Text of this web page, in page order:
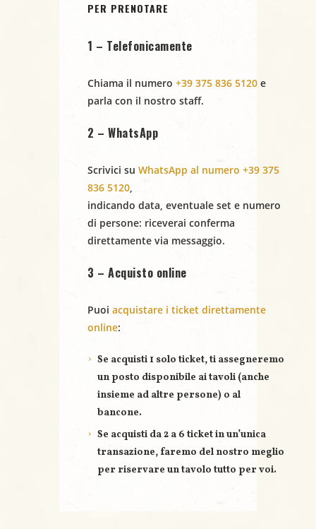
PER PRENOTARE
1 – Telefonicamente
Chiama il numero +39 375 836 5120 e
parla con il nostro staff.
2 – WhatsApp
Scrivici su WhatsApp al numero +39 375
836 5120,
indicando data, eventuale set e numero
di persone: riceverai conferma
direttamente via messaggio.
3 – Acquisto online
Puoi acquistare i ticket direttamente
online:
Se acquisti 1 solo ticket, ti assegneremo
un posto disponibile ai tavoli (anche
insieme ad altre persone) o al
bancone.
Se acquisti da 2 a 6 ticketin un’unica
transazione, faremo del nostro meglio
per riservare untavolo tutto per voi.